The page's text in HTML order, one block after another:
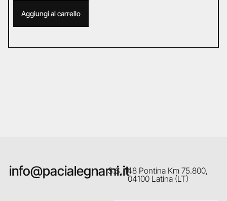
Aggiungi al carrello
info@pacialegnami.itS.S. 148 Pontina Km 75.800,
04100 Latina (LT)